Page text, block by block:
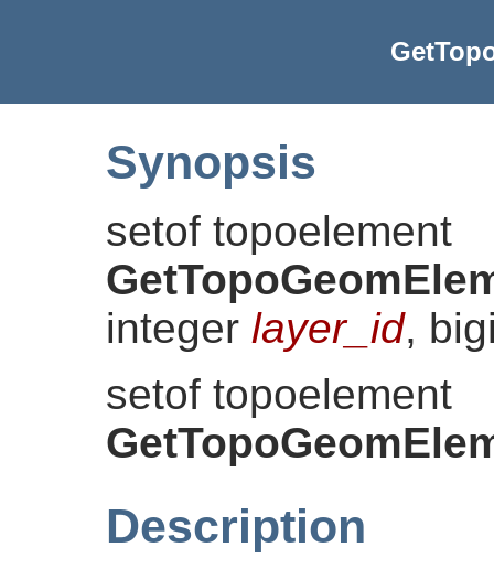
Synopsis
setof topoelement
integer layer_id,
setof topoelement
Description